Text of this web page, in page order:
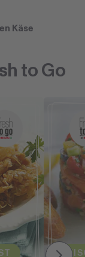
Käse
to Go